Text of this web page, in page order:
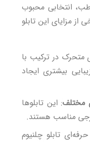
انتخابی محبوب
مزایای این تابلو
متحرک در ترکیب با
بیشتری ایجاد
مختلف: این تابلوها
مناسب هستند.
تابلو چلنیوم